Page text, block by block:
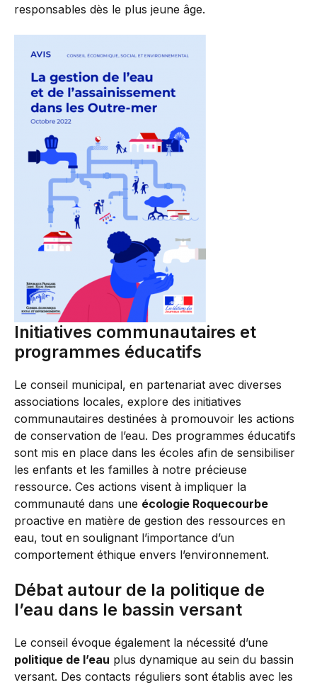
responsables dès le plus jeune âge.
Initiatives communautaires et
programmes éducatifs
Le conseil municipal, en partenariat avec diverses
associations locales, explore des initiatives
communautaires destinées à promouvoir les actions
de conservation de l’eau. Des programmes éducatifs
sont mis en place dans les écoles afin de sensibiliser
les enfants et les familles à notre précieuse
ressource. Ces actions visent à impliquer la
communauté dans une écologie Roquecourbe
proactive en matière de gestion des ressources en
eau, tout en soulignant l’importance d’un
comportement éthique envers l’environnement.
Débat autour de la politique de
l’eau dans le bassin versant
Le conseil évoque également la nécessité d’une
politique de l’eau plus dynamique au sein du bassin
versant. Des contacts réguliers sont établis avec les